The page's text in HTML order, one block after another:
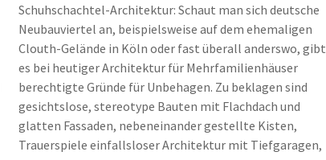
Schuhschachtel-Architektur: Schaut man sich deutsche
Neubauviertel an, beispielsweise auf dem ehemaligen
Clouth-Gelände in Köln oder fast überall anderswo, gibt
es bei heutiger Architektur für Mehrfamilienhäuser
berechtigte Gründe für Unbehagen. Zu beklagen sind
gesichtslose, stereotype Bauten mit Flachdach und
glatten Fassaden, nebeneinander gestellte Kisten,
Trauerspiele einfallsloser Architektur mit Tiefgaragen,